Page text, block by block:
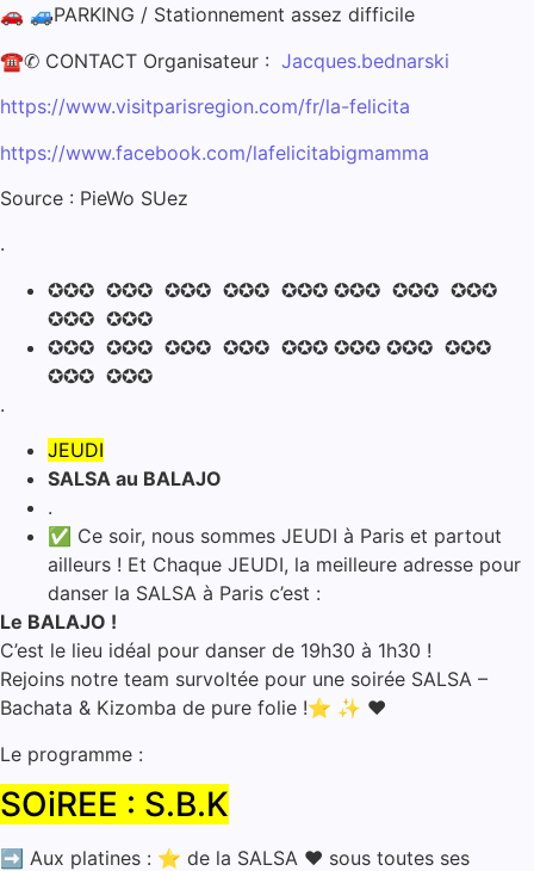
🚗 🚙PARKING / Stationnement assez difficile
☎✆ CONTACT Organisateur : Jacques.bednarski
https://www.visitparisregion.com/fr/la-felicita
https://www.facebook.com/lafelicitabigmamma
Source : PieWo SUez
.
✪✪✪ ✪✪✪ ✪✪✪ ✪✪✪ ✪✪✪ ✪✪✪ ✪✪✪ ✪✪✪
✪✪✪ ✪✪✪
✪✪✪ ✪✪✪ ✪✪✪ ✪✪✪ ✪✪✪ ✪✪✪ ✪✪✪ ✪✪✪
✪✪✪ ✪✪✪
.
JEUDI
SALSA au BALAJO
.
✅ Ce soir, nous sommes JEUDI à Paris et partout
ailleurs ! Et Chaque JEUDI, la meilleure adresse pour
danser la SALSA à Paris c’est :
Le BALAJO !
C’est le lieu idéal pour danser de 19h30 à 1h30 !
Rejoins notre team survoltée pour une soirée SALSA –
Bachata & Kizomba de pure folie !⭐ ✨ ❤️
Le programme :
SOiREE : S.B.K
➡️ Aux platines : ⭐ de la SALSA ❤️‍ sous toutes ses